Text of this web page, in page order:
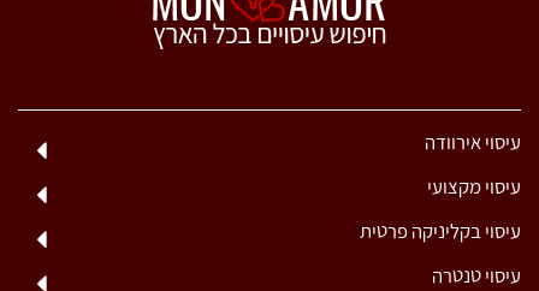
עיסוי אירוודה
עיסוי מקצועי
עיסוי בקליניקה פרטית
עיסוי טנטרה